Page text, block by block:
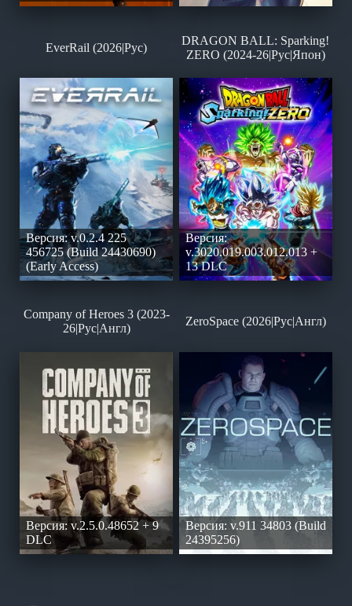
EverRail (2026|Рус)
Версия: v.0.2.4 225
456725 (Build 24430690)
(Early Access)
DRAGON BALL: Sparking!
ZERO (2024-26|Рус|Япон)
Версия:
v.3020.019.003.012.013 +
13 DLC
Company of Heroes 3 (2023-
26|Рус|Англ)
Версия: v.2.5.0.48652 + 9
DLC
ZeroSpace (2026|Рус|Англ)
Версия: v.911 34803 (Build
24395256)